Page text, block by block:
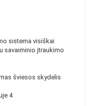
sistema visiškai
savaiminio įtraukimo
šviesos skydelis
4